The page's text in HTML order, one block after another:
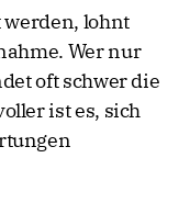
werden, lohnt
Wer nur
oft schwer die
ist es, sich